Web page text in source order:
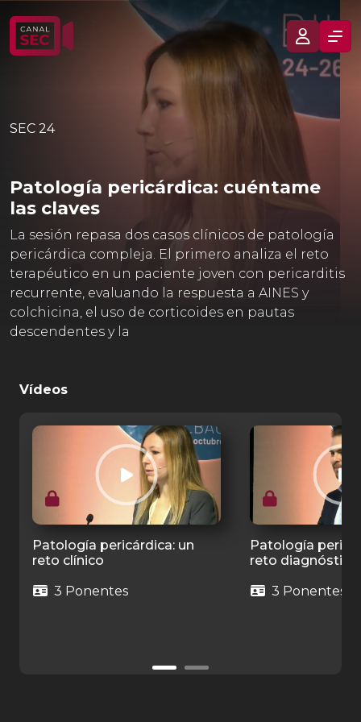
SEC 24
Patología pericárdica: cuéntame
las claves
La sesión repasa dos casos clínicos de patología
pericárdica compleja. El primero analiza el reto
terapéutico en un paciente joven con pericarditis
recurrente, evaluando la respuesta a AINES y
colchicina, el uso de corticoides en pautas
descendentes y la
Vídeos
Patología pericárdica: un
reto clínico
3 Ponentes
Patología
reto diagnóstico
3 Ponentes